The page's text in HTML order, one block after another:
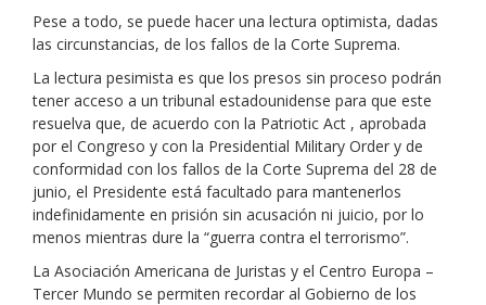
Pese a todo, se puede hacer una lectura optimista, dadas
las circunstancias, de los fallos de la Corte Suprema.
La lectura pesimista es que los presos sin proceso podrán
tener acceso a un tribunal estadounidense para que este
resuelva que, de acuerdo con la Patriotic Act , aprobada
por el Congreso y con la Presidential Military Order y de
conformidad con los fallos de la Corte Suprema del 28 de
junio, el Presidente está facultado para mantenerlos
indefinidamente en prisión sin acusación ni juicio, por lo
menos mientras dure la “guerra contra el terrorismo”.
La Asociación Americana de Juristas y el Centro Europa –
Tercer Mundo se permiten recordar al Gobierno de los